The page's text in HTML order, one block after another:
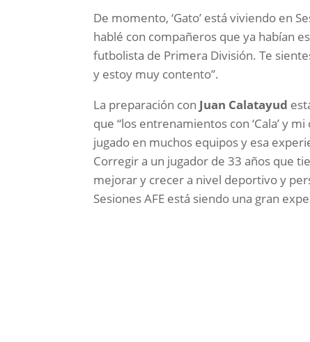
De momento, ‘Gato’ está viviendo en
hablé con compañeros que ya habían
futbolista de Primera División. Te
y estoy muy contento”.
La preparación con Juan Calatayud
que “los entrenamientos con ‘Cala’ y
jugado en muchos equipos y esa
Corregir a un jugador de 33 años que
mejorar y crecer a nivel deportivo y
Sesiones AFE está siendo una gran